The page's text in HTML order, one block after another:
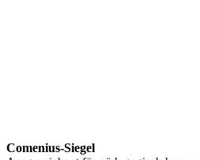
Comenius-Siegel